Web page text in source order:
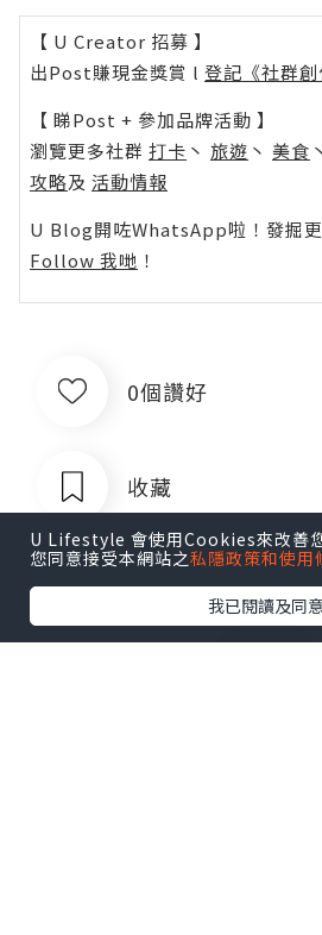
【 U Creator 招募 】
出Post賺現金獎賞 l 登記《社群創
【 睇Post + 參加品牌活動 】
瀏覽更多社群 打卡 丶 旅遊 丶 美食 丶
攻略及 活動情報
U Blog開咗WhatsApp啦！發掘更
Follow 我哋 ！
0個讚好
收藏
U Lifestyle 會使用Cookies來改善
您同意接受本網站之私隱政策和使用
我已閱讀及同意